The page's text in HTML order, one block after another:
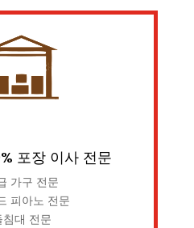
포장 이사 전문
가구 전문
피아노 전문
침대 전문